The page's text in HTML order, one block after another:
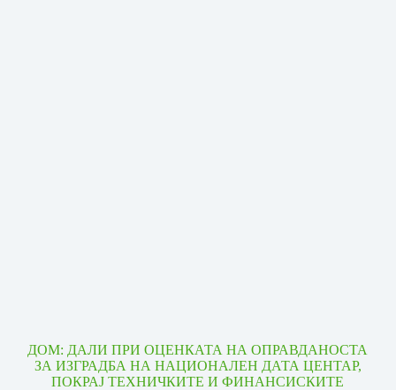
ДОМ: ДАЛИ ПРИ ОЦЕНКАТА НА ОПРАВДАНОСТА
ЗА ИЗГРАДБА НА НАЦИОНАЛЕН ДАТА ЦЕНТАР,
ПОКРАЈ ТЕХНИЧКИТЕ И ФИНАНСИСКИТЕ